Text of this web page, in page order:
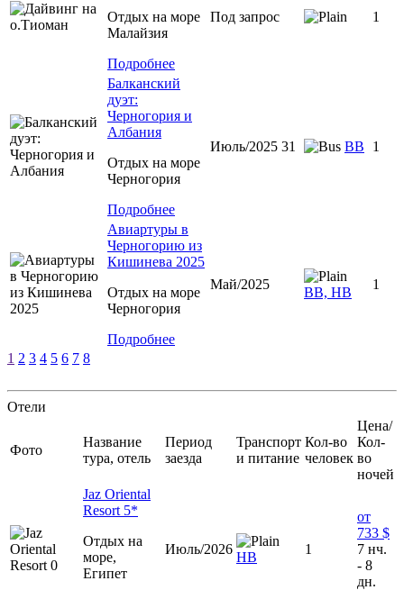
Отдых на море
Малайзия
Подробнее
Под запрос 1
Балканский
дуэт:
Черногория и
Албания
Отдых на море
Черногория
Подробнее
Июль/2025 31 ВВ 1
Авиартуры в
Черногорию из
Кишинева 2025
Отдых на море
Черногория
Подробнее
Май/2025
ВВ, НВ
1
1 2 3 4 5 6 7 8
Отели
Фото
Название
тура, отель
Период
заезда
Транспорт
и питание
Кол-во
человек
Цена/
Кол-
во
ночей
Jaz Oriental
Resort 5*
Отдых на
море,
Египет
Июль/2026
HB
1
от
733 $
7 нч.
- 8
дн.